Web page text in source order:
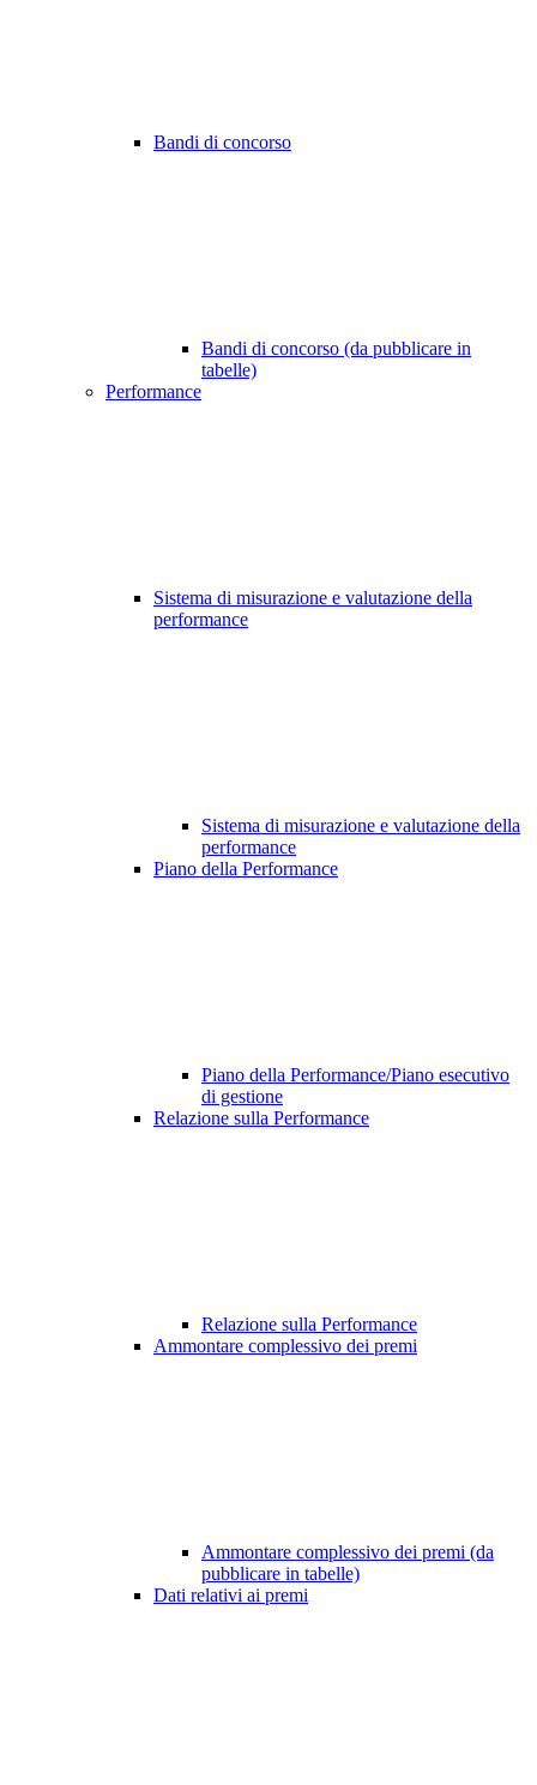
Bandi di concorso
Bandi di concorso (da pubblicare in
tabelle)
Performance
Sistema di misurazione e valutazione della
performance
Sistema di misurazione e valutazione della
performance
Piano della Performance
Piano della Performance/Piano esecutivo
di gestione
Relazione sulla Performance
Relazione sulla Performance
Ammontare complessivo dei premi
Ammontare complessivo dei premi (da
pubblicare in tabelle)
Dati relativi ai premi